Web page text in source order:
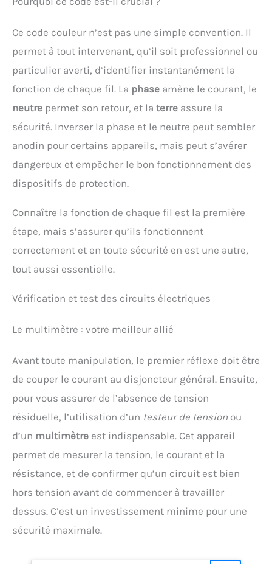
Ce code couleur n’est pas une simple convention. Il
permet à tout intervenant, qu’il soit professionnel ou
particulier averti, d’identifier instantanément la
fonction de chaque fil. La phase amène le courant, le
neutre permet son retour, et la terre assure la
sécurité. Inverser la phase et le neutre peut sembler
anodin pour certains appareils, mais peut s’avérer
dangereux et empêcher le bon fonctionnement des
dispositifs de protection.
Connaître la fonction de chaque fil est la première
étape, mais s’assurer qu’ils fonctionnent
correctement et en toute sécurité en est une autre,
tout aussi essentielle.
Vérification et test des circuits électriques
Le multimètre : votre meilleur allié
Avant toute manipulation, le premier réflexe doit être
de couper le courant au disjoncteur général. Ensuite,
pour vous assurer de l’absence de tension
résiduelle, l’utilisation d’un testeur de tension ou
d’un multimètre est indispensable. Cet appareil
permet de mesurer la tension, le courant et la
résistance, et de confirmer qu’un circuit est bien
hors tension avant de commencer à travailler
dessus. C’est un investissement minime pour une
sécurité maximale.